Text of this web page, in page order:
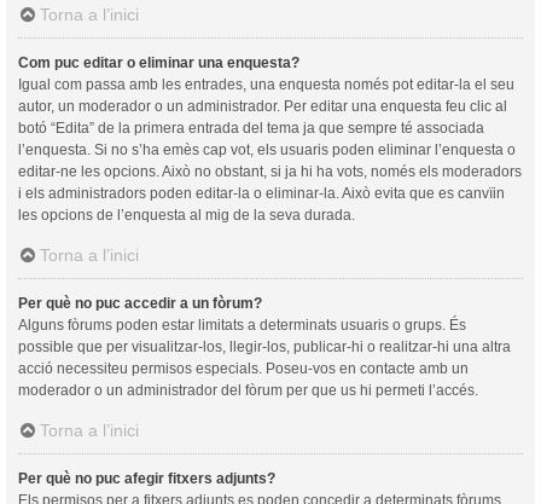
Torna a l’inici
Com puc editar o eliminar una enquesta?
Igual com passa amb les entrades, una enquesta només pot editar-la el seu
autor, un moderador o un administrador. Per editar una enquesta feu clic al
botó “Edita” de la primera entrada del tema ja que sempre té associada
l’enquesta. Si no s’ha emès cap vot, els usuaris poden eliminar l’enquesta o
editar-ne les opcions. Això no obstant, si ja hi ha vots, només els moderadors
i els administradors poden editar-la o eliminar-la. Això evita que es canvïin
les opcions de l’enquesta al mig de la seva durada.
Torna a l’inici
Per què no puc accedir a un fòrum?
Alguns fòrums poden estar limitats a determinats usuaris o grups. És
possible que per visualitzar-los, llegir-los, publicar-hi o realitzar-hi una altra
acció necessiteu permisos especials. Poseu-vos en contacte amb un
moderador o un administrador del fòrum per que us hi permeti l’accés.
Torna a l’inici
Per què no puc afegir fitxers adjunts?
Els permisos per a fitxers adjunts es poden concedir a determinats fòrums,